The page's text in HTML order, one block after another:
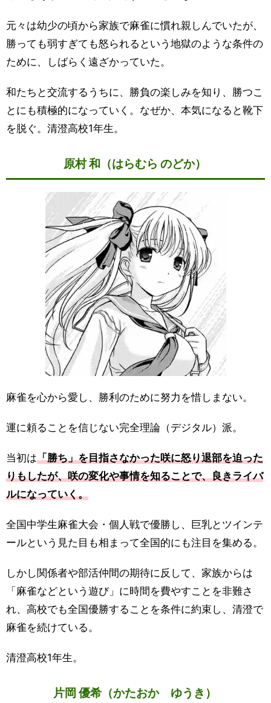
元々は幼少の頃から家族で麻雀に慣れ親しんでいたが、
勝っても弱すぎても怒られるという地獄のような条件の
ために、しばらく遠ざかっていた。
和たちと交流するうちに、勝負の楽しみを知り、勝つこ
とにも積極的になっていく。なぜか、本気になると靴下
を脱ぐ。清澄高校1年生。
原村 和（はらむら のどか）
麻雀を心から愛し、勝利のために努力を惜しまない。
運に頼ることを信じない完全理論（デジタル）派。
当初は「勝ち」を目指さなかった咲に怒り退部を迫った
りもしたが、咲の変化や事情を知ることで、良きライバ
ルになっていく。
全国中学生麻雀大会・個人戦で優勝し、巨乳とツインテ
ールという見た目も相まって全国的にも注目を集める。
しかし関係者や部活仲間の期待に反して、家族からは
「麻雀などという遊び」に時間を費やすことを非難さ
れ、高校でも全国優勝することを条件に約束し、清澄で
麻雀を続けている。
清澄高校1年生。
片岡 優希（かたおか ゆうき）